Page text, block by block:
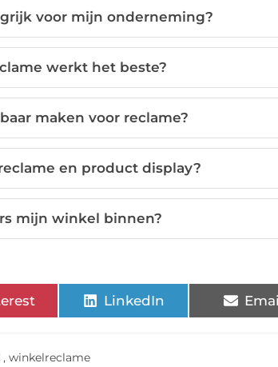
voor mijn onderneming?
werkt het beste?
maken voor reclame?
en product display?
mijn winkel binnen?
LinkedIn
,winkelreclame